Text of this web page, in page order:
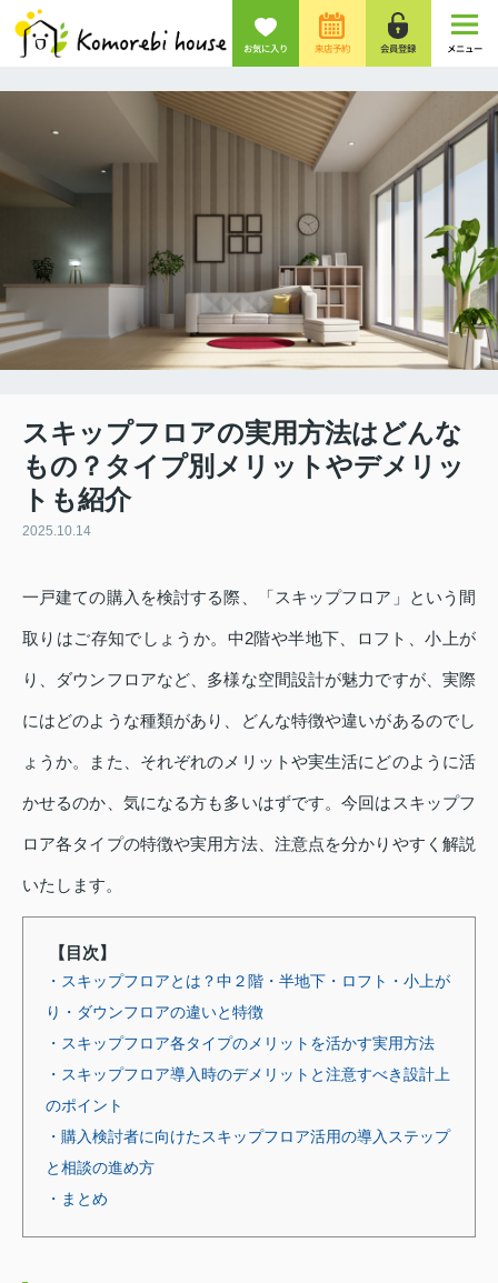
お気に入り 来店予約 会員登録 メニュー
スキップフロアの実用方法はどんな
もの？タイプ別メリットやデメリッ
トも紹介
2025.10.14
一戸建ての購入を検討する際、「スキップフロア」という間
取りはご存知でしょうか。中2階や半地下、ロフト、小上が
り、ダウンフロアなど、多様な空間設計が魅力ですが、実際
にはどのような種類があり、どんな特徴や違いがあるのでし
ょうか。また、それぞれのメリットや実生活にどのように活
かせるのか、気になる方も多いはずです。今回はスキップフ
ロア各タイプの特徴や実用方法、注意点を分かりやすく解説
いたします。
【目次】
・スキップフロアとは？中２階・半地下・ロフト・小上が
り・ダウンフロアの違いと特徴
・スキップフロア各タイプのメリットを活かす実用方法
・スキップフロア導入時のデメリットと注意すべき設計上
のポイント
・購入検討者に向けたスキップフロア活用の導入ステップ
と相談の進め方
・まとめ